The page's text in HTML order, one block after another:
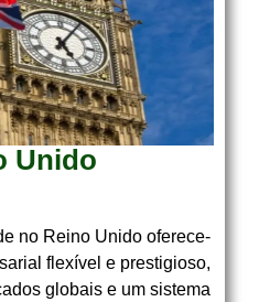
Unido
no Reino Unido oferece-
flexível e prestigioso,
globais e um sistema